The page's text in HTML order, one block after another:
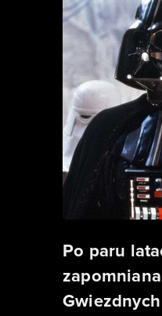
Po paru